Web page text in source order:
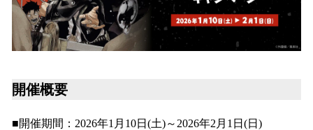
開催概要
■開催期間：2026年1月10日(土)～2026年2月1日(日)